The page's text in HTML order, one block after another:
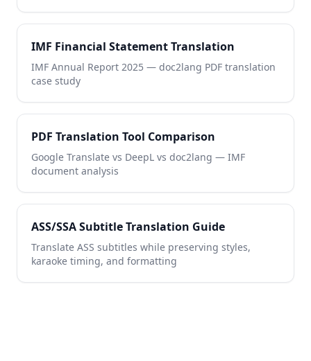
IMF Financial Statement Translation
IMF Annual Report 2025 — doc2lang PDF translation
case study
PDF Translation Tool Comparison
Google Translate vs DeepL vs doc2lang — IMF
document analysis
ASS/SSA Subtitle Translation Guide
Translate ASS subtitles while preserving styles,
karaoke timing, and formatting